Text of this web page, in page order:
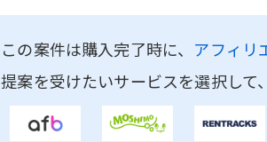
この案件は購入完了時に、 アフィリ
提案を受けたいサービスを選択して